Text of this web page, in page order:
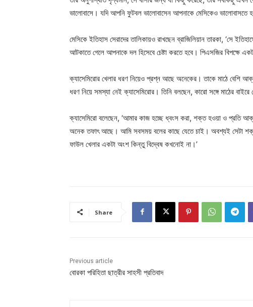
ভালোবাসে। যদি আপনি ফুটবল ভালোবাসেন আপনাকে মেসিকেও ভালোবাসতে
মেসিকে ইতিহাস সেরাদের তালিকায়ও রাখছেন ব্রাজিলিয়ান তারকা, ‘সে
আটকাতে গেলে আপনাকে দল হিসেবে চেষ্টা করতে হবে। পিএসজির বিপক্ষে
ক্যাসেমিরোর খেলার ধরণ নিয়েও প্রশ্ন আছে অনেকের। তাকে মাঠে বেশি
ধরণ নিয়ে সমস্যা নেই ক্যাসেমিরোর। তিনি বলছেন, কারো সঙ্গে মাঠের
ক্যাসেমিরো বলেছেন, ‘আমার কাজ হচ্ছে ধ্বংস করা, শক্ত হওয়া ও প্রতি
অনেক তফাৎ আছে। আমি সবসময় বলের কাছে যেতে চাই। অবশ্যই সেটা
ফাউল খেলার একটা অংশ কিন্তু বিদ্বেষ কখনোই না।’
Share
Previous article
বোরকা পরিহিতা ছাত্রীর সাহসী প্রতিবাদ